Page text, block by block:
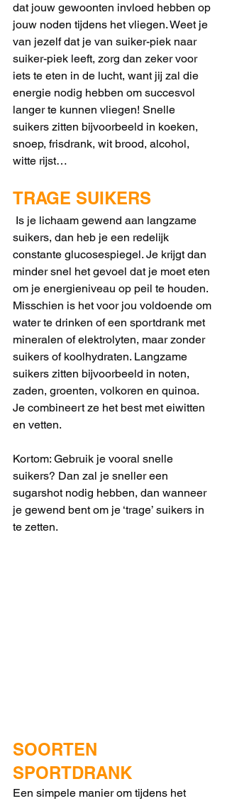
dat jouw gewoonten invloed hebben op
jouw noden tijdens het vliegen. Weet je
van jezelf dat je van suiker-piek naar
suiker-piek leeft, zorg dan zeker voor
iets te eten in de lucht, want jij zal die
energie nodig hebben om succesvol
langer te kunnen vliegen! Snelle
suikers zitten bijvoorbeeld in koeken,
snoep, frisdrank, wit brood, alcohol,
witte rijst…
TRAGE SUIKERS
suikers, dan heb je een redelijk
constante glucosespiegel. Je krijgt dan
minder snel het gevoel dat je moet eten
om je energieniveau op peil te houden.
Misschien is het voor jou voldoende om
water te drinken of een sportdrank met
mineralen of elektrolyten, maar zonder
suikers of koolhydraten. Langzame
suikers zitten bijvoorbeeld in noten,
zaden, groenten, volkoren en quinoa.
Je combineert ze het best met eiwitten
en vetten.
Kortom: Gebruik je vooral snelle
suikers? Dan zal je sneller een
sugarshot nodig hebben, dan wanneer
je gewend bent om je ‘trage’ suikers in
te zetten.
SOORTEN
SPORTDRANK
Een simpele manier om tijdens het